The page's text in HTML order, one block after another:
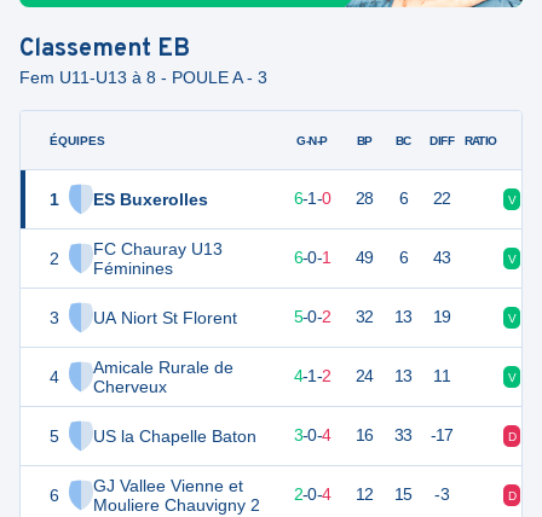
Classement EB
Fem U11-U13 à 8 - POULE A - 3
ÉQUIPES
1 ES Buxerolles
2
FC Chauray U13
Féminines
3 UA Niort St Florent
4
Amicale Rurale de
Cherveux
5 US la Chapelle Baton
6
GJ Vallee Vienne et
Mouliere Chauvigny 2
G-N-P BP BC DIFF RATIO
6-1-0 28 6 22 V
18 6-0-1 49 6 43 V
15 5-0-2 32 13 19 V
13 4-1-2 24 13 11 V
9 3-0-4 16 33 -17 D
5 7 2-0-4 12 15 -3 D